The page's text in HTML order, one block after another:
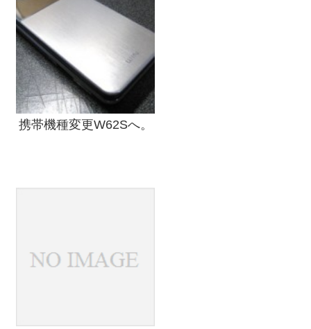
携帯機種変更W62Sへ。